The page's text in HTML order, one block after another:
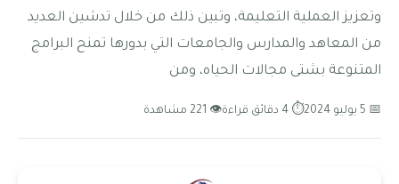
وتعزيز العملية التعليمة، وتبين ذلك من خلال تدشين العديد
من المعاهد والمدارس والجامعات التي بدورها تمنح البرامج
المتنوعة بشتى مجالات الحياه، ومن
📅 5 يوليو 2024 ⏱ 4 دقائق قراءة 👁 221 مشاهدة